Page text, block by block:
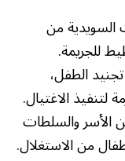
السويدية من
للجريمة.
الطفل،
لتنفيذ الاغتيال.
الأسر والسلطات
من الاستغلال.